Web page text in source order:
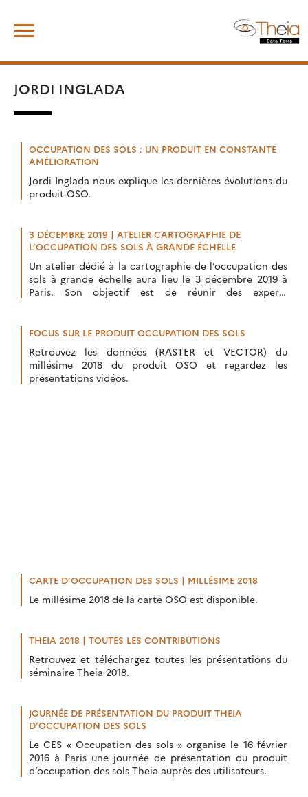
content
JORDI INGLADA
OCCUPATION DES SOLS : UN PRODUIT EN CONSTANTE
AMÉLIORATION
Jordi Inglada nous explique les dernières évolutions du
produit OSO.
3 DÉCEMBRE 2019 | ATELIER CARTOGRAPHIE DE
L’OCCUPATION DES SOLS À GRANDE ÉCHELLE
Un atelier dédié à la cartographie de l’occupation des
sols à grande échelle aura lieu le 3 décembre 2019 à
Paris. Son objectif est de réunir des experts
FOCUS SUR LE PRODUIT OCCUPATION DES SOLS
Retrouvez les données (RASTER et VECTOR) du
millésime 2018 du produit OSO et regardez les
présentations vidéos.
CARTE D’OCCUPATION DES SOLS | MILLÉSIME 2018
Le millésime 2018 de la carte OSO est disponible.
THEIA 2018 | TOUTES LES CONTRIBUTIONS
Retrouvez et téléchargez toutes les présentations du
séminaire Theia 2018.
JOURNÉE DE PRÉSENTATION DU PRODUIT THEIA
D’OCCUPATION DES SOLS
Le CES « Occupation des sols » organise le 16 février
2016 à Paris une journée de présentation du produit
d’occupation des sols Theia auprès des utilisateurs.